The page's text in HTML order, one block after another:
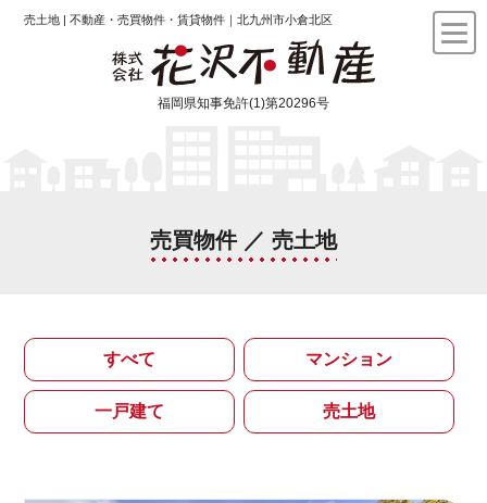
売土地 | 不動産・売買物件・賃貸物件｜北九州市小倉北区
福岡県知事免許(1)第20296号
売買物件 ／ 売土地
すべて マンション
一戸建て 売土地